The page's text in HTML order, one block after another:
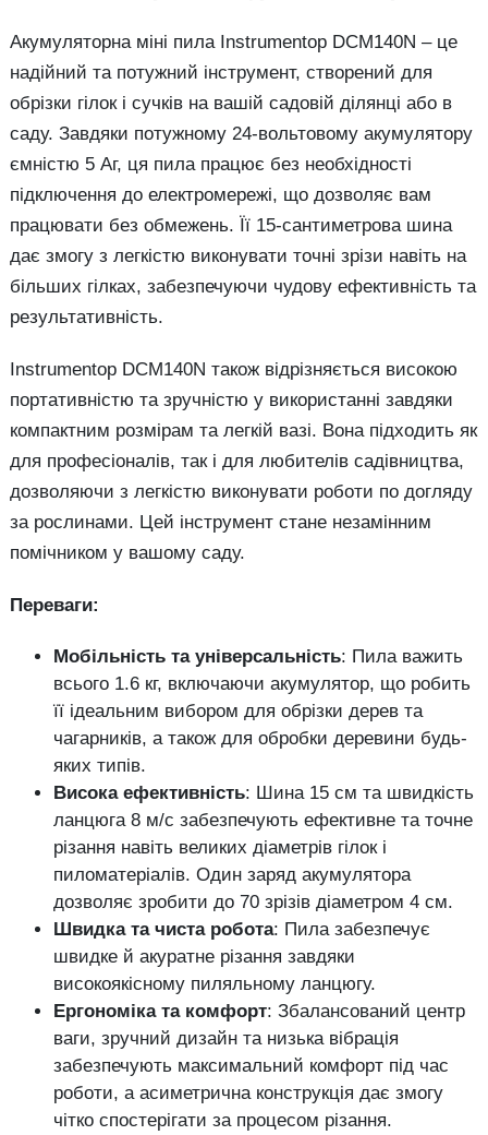
Акумуляторна міні пила Instrumentop DCM140N – це
надійний та потужний інструмент, створений для
обрізки гілок і сучків на вашій садовій ділянці або в
саду. Завдяки потужному 24-вольтовому акумулятору
ємністю 5 Аг, ця пила працює без необхідності
підключення до електромережі, що дозволяє вам
працювати без обмежень. Її 15-сантиметрова шина
дає змогу з легкістю виконувати точні зрізи навіть на
більших гілках, забезпечуючи чудову ефективність та
результативність.
Instrumentop DCM140N також відрізняється високою
портативністю та зручністю у використанні завдяки
компактним розмірам та легкій вазі. Вона підходить як
для професіоналів, так і для любителів садівництва,
дозволяючи з легкістю виконувати роботи по догляду
за рослинами. Цей інструмент стане незамінним
помічником у вашому саду.
Переваги:
Мобільність та універсальність: Пила важить
всього 1.6 кг, включаючи акумулятор, що робить
її ідеальним вибором для обрізки дерев та
чагарників, а також для обробки деревини будь-
яких типів.
Висока ефективність: Шина 15 см та швидкість
ланцюга 8 м/с забезпечують ефективне та точне
різання навіть великих діаметрів гілок і
пиломатеріалів. Один заряд акумулятора
дозволяє зробити до 70 зрізів діаметром 4 см.
Швидка та чиста робота: Пила забезпечує
швидке й акуратне різання завдяки
високоякісному пиляльному ланцюгу.
Ергономіка та комфорт: Збалансований центр
ваги, зручний дизайн та низька вібрація
забезпечують максимальний комфорт під час
роботи, а асиметрична конструкція дає змогу
чітко спостерігати за процесом різання.